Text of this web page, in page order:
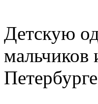
Детскую
мальчиков